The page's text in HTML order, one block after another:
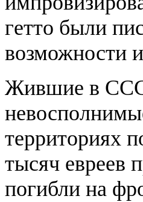
гетто были
возможности
Жившие в
территориях
тысяч евреев
погибли на